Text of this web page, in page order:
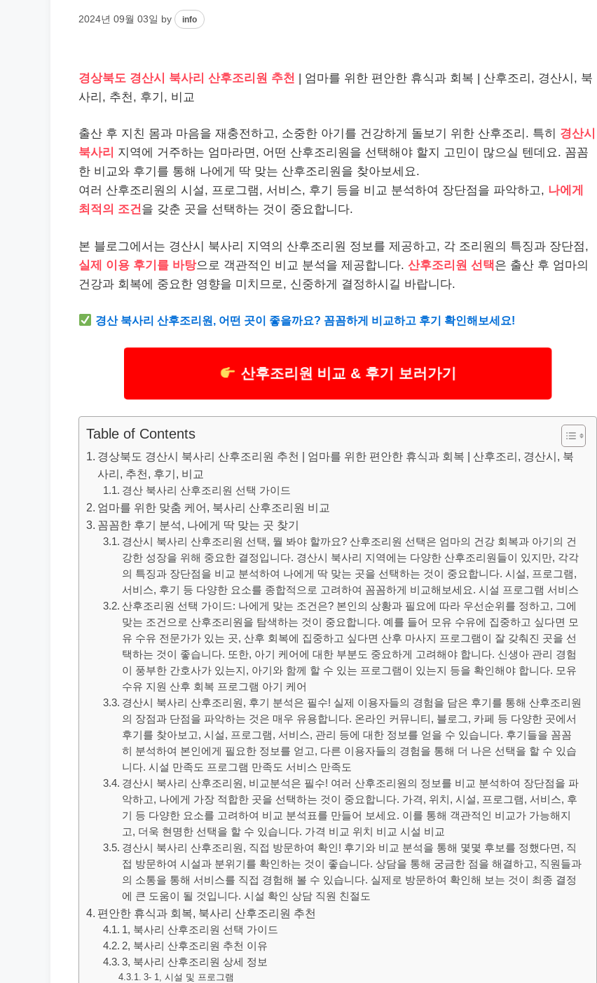
2024년 09월 03일 by info
경상북도 경산시 북사리 산후조리원 추천 | 엄마를 위한 편안한 휴식과 회복 | 산후조리, 경산시, 북
사리, 추천, 후기, 비교
출산 후 지친 몸과 마음을 재충전하고, 소중한 아기를 건강하게 돌보기 위한 산후조리. 특히 경산시
북사리 지역에 거주하는 엄마라면, 어떤 산후조리원을 선택해야 할지 고민이 많으실 텐데요. 꼼꼼
한 비교와 후기를 통해 나에게 딱 맞는 산후조리원을 찾아보세요.
여러 산후조리원의 시설, 프로그램, 서비스, 후기 등을 비교 분석하여 장단점을 파악하고, 나에게
최적의 조건을 갖춘 곳을 선택하는 것이 중요합니다.
본 블로그에서는 경산시 북사리 지역의 산후조리원 정보를 제공하고, 각 조리원의 특징과 장단점,
실제 이용 후기를 바탕으로 객관적인 비교 분석을 제공합니다. 산후조리원 선택은 출산 후 엄마의
건강과 회복에 중요한 영향을 미치므로, 신중하게 결정하시길 바랍니다.
경산 북사리 산후조리원, 어떤 곳이 좋을까요? 꼼꼼하게 비교하고 후기 확인해보세요!
산후조리원 비교 & 후기 보러가기
Table of Contents
경상북도 경산시 북사리 산후조리원 추천 | 엄마를 위한 편안한 휴식과 회복 | 산후조리, 경산시, 북
사리, 추천, 후기, 비교
경산 북사리 산후조리원 선택 가이드
엄마를 위한 맞춤 케어, 북사리 산후조리원 비교
꼼꼼한 후기 분석, 나에게 딱 맞는 곳 찾기
경산시 북사리 산후조리원 선택, 뭘 봐야 할까요? 산후조리원 선택은 엄마의 건강 회복과 아기의 건
강한 성장을 위해 중요한 결정입니다. 경산시 북사리 지역에는 다양한 산후조리원들이 있지만, 각각
의 특징과 장단점을 비교 분석하여 나에게 딱 맞는 곳을 선택하는 것이 중요합니다. 시설, 프로그램,
서비스, 후기 등 다양한 요소를 종합적으로 고려하여 꼼꼼하게 비교해보세요. 시설 프로그램 서비스
산후조리원 선택 가이드: 나에게 맞는 조건은? 본인의 상황과 필요에 따라 우선순위를 정하고, 그에
맞는 조건으로 산후조리원을 탐색하는 것이 중요합니다. 예를 들어 모유 수유에 집중하고 싶다면 모
유 수유 전문가가 있는 곳, 산후 회복에 집중하고 싶다면 산후 마사지 프로그램이 잘 갖춰진 곳을 선
택하는 것이 좋습니다. 또한, 아기 케어에 대한 부분도 중요하게 고려해야 합니다. 신생아 관리 경험
이 풍부한 간호사가 있는지, 아기와 함께 할 수 있는 프로그램이 있는지 등을 확인해야 합니다. 모유
수유 지원 산후 회복 프로그램 아기 케어
경산시 북사리 산후조리원, 후기 분석은 필수! 실제 이용자들의 경험을 담은 후기를 통해 산후조리원
의 장점과 단점을 파악하는 것은 매우 유용합니다. 온라인 커뮤니티, 블로그, 카페 등 다양한 곳에서
후기를 찾아보고, 시설, 프로그램, 서비스, 관리 등에 대한 정보를 얻을 수 있습니다. 후기들을 꼼꼼
히 분석하여 본인에게 필요한 정보를 얻고, 다른 이용자들의 경험을 통해 더 나은 선택을 할 수 있습
니다. 시설 만족도 프로그램 만족도 서비스 만족도
경산시 북사리 산후조리원, 비교분석은 필수! 여러 산후조리원의 정보를 비교 분석하여 장단점을 파
악하고, 나에게 가장 적합한 곳을 선택하는 것이 중요합니다. 가격, 위치, 시설, 프로그램, 서비스, 후
기 등 다양한 요소를 고려하여 비교 분석표를 만들어 보세요. 이를 통해 객관적인 비교가 가능해지
고, 더욱 현명한 선택을 할 수 있습니다. 가격 비교 위치 비교 시설 비교
경산시 북사리 산후조리원, 직접 방문하여 확인! 후기와 비교 분석을 통해 몇몇 후보를 정했다면, 직
접 방문하여 시설과 분위기를 확인하는 것이 좋습니다. 상담을 통해 궁금한 점을 해결하고, 직원들과
의 소통을 통해 서비스를 직접 경험해 볼 수 있습니다. 실제로 방문하여 확인해 보는 것이 최종 결정
에 큰 도움이 될 것입니다. 시설 확인 상담 직원 친절도
편안한 휴식과 회복, 북사리 산후조리원 추천
1, 북사리 산후조리원 선택 가이드
2, 북사리 산후조리원 추천 이유
3, 북사리 산후조리원 상세 정보
3- 1, 시설 및 프로그램